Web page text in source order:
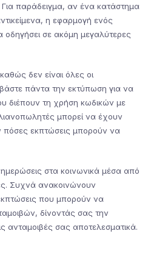
παράδειγμα, αν ένα κατάστημα
η εφαρμογή ενός
οδηγήσει σε ακόμη μεγαλύτερες
δεν είναι όλες οι
πάντα την εκτύπωση για να
διέπουν τη χρήση κωδικών με
μπορεί να έχουν
πόσες εκπτώσεις μπορούν να
στα κοινωνικά μέσα από
Συχνά ανακοινώνουν
που μπορούν να
δίνοντάς σας την
ανταμοιβές σας αποτελεσματικά.